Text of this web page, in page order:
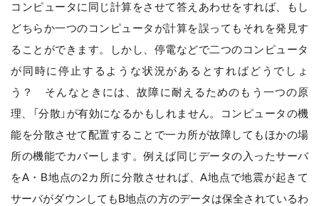
コンピュータに同じ計算をさせて答えあわせをすれば、もし
どちらか一つのコンピュータが計算を誤ってもそれを発見す
ることができます。しかし、停電などで二つのコンピュータ
が同時に停止するような状況があるとすればどうでしょ
う？ そんなときには、故障に耐えるためのもう一つの原
理、「分散」が有効になるかもしれません。コンピュータの機
能を分散させて配置することで一カ所が故障してもほかの場
所の機能でカバーします。例えば同じデータの入ったサーバ
をA・B地点の2カ所に分散させれば、A地点で地震が起きて
サーバがダウンしてもB地点の方のデータは保全されているわ